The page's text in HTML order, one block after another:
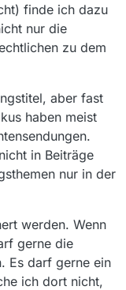
finde ich dazu
nur die
zu dem
aber fast
haben meist
in Beiträge
nur in der
werden. Wenn
gerne die
Es darf gerne ein
ich dort nicht,